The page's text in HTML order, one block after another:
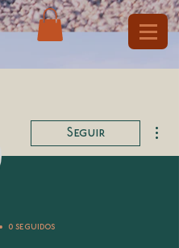
Seguir
0 seguidos